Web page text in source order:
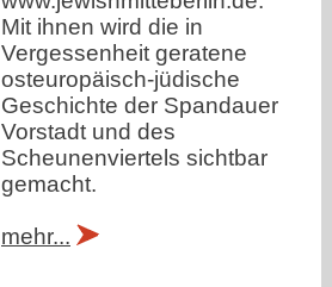
Mit ihnen wird die in
Vergessenheit geratene
osteuropäisch-jüdische
Geschichte der Spandauer
Vorstadt und des
Scheunenviertels sichtbar
gemacht.
mehr...